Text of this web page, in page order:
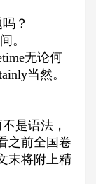
？
。
无论何
当然。
是语法，
之前全国卷
末将附上精